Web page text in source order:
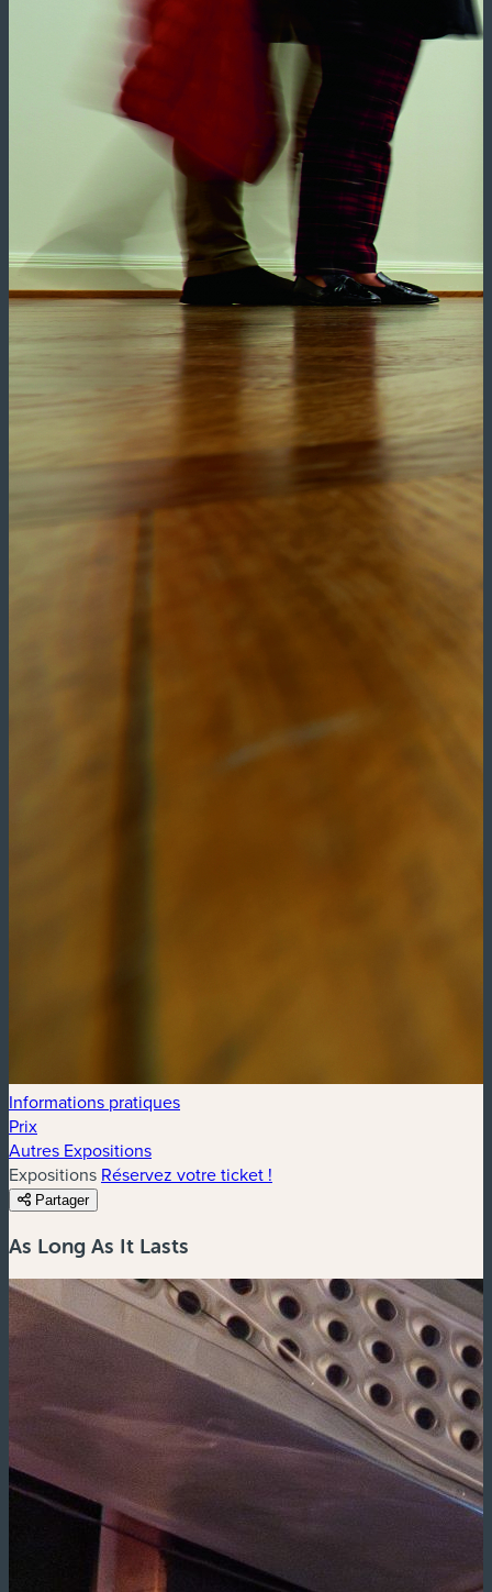
Informations pratiques
Prix
Autres Expositions
Expositions Réservez votre ticket !
Partager
As Long As It Lasts